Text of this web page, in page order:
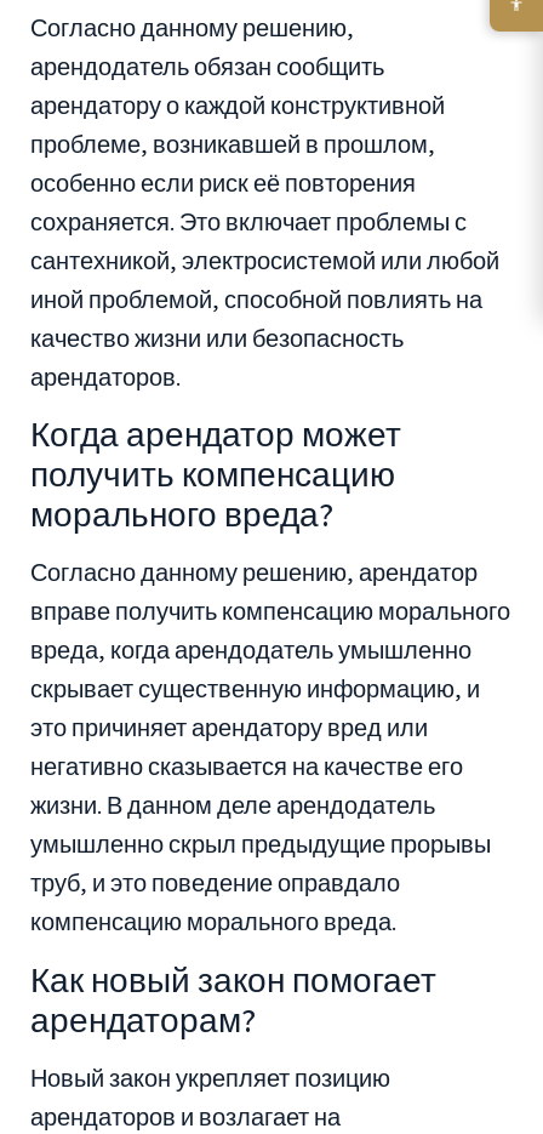
Согласно данному решению,
арендодатель обязан сообщить
арендатору о каждой конструктивной
проблеме, возникавшей в прошлом,
особенно если риск её повторения
сохраняется. Это включает проблемы с
сантехникой, электросистемой или любой
иной проблемой, способной повлиять на
качество жизни или безопасность
арендаторов.
Когда арендатор может
получить компенсацию
морального вреда?
Согласно данному решению, арендатор
вправе получить компенсацию морального
вреда, когда арендодатель умышленно
скрывает существенную информацию, и
это причиняет арендатору вред или
негативно сказывается на качестве его
жизни. В данном деле арендодатель
умышленно скрыл предыдущие прорывы
труб, и это поведение оправдало
компенсацию морального вреда.
Как новый закон помогает
арендаторам?
Новый закон укрепляет позицию
арендаторов и возлагает на